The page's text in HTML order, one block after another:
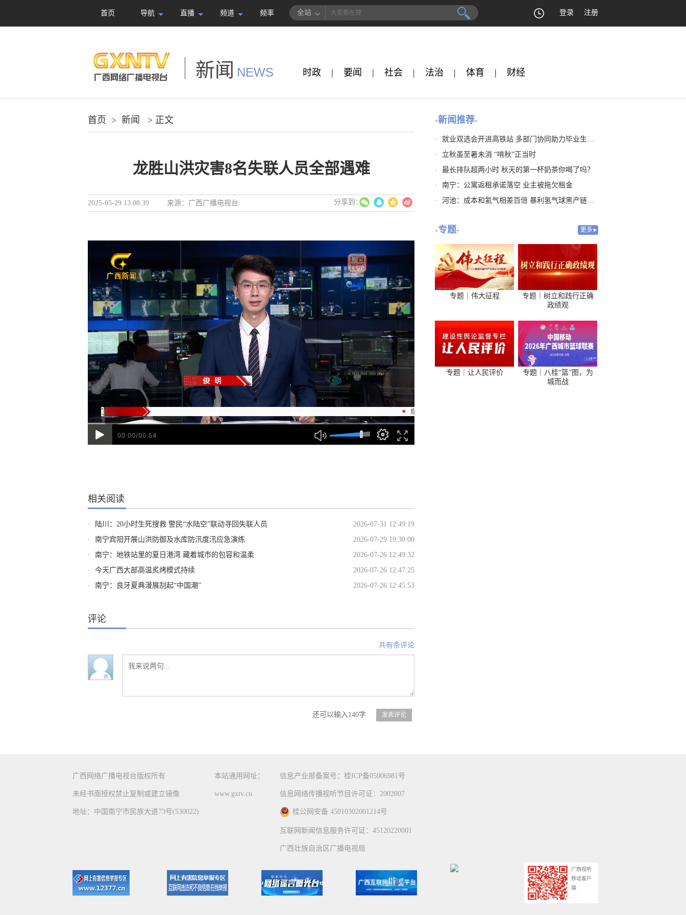
首页 导航 直播 频道 频率 全站 登录 注册
新闻 NEWS 时政 | 要闻 | 社会 | 法治 | 体育 | 财经
首页 > 新闻 > 正文
龙胜山洪灾害8名失联人员全部遇难
2025-05-29 13:08:39 来源： 广西广播电视台
00:00/00:54
相关阅读
· 陆川：20小时生死搜救 警民“水陆空”联动寻回失联人员
2026-07-31 12:49:19
·
南宁宾阳开展山洪防御及水库防汛度汛应急演练
2026-07-29 19:30:00
·
南宁：地铁站里的夏日港湾 藏着城市的包容和温柔
2026-07-26 12:49:32
·
今天广西大部高温炙烤模式持续
2026-07-26 12:47:25
·
南宁：良牙夏典漫展刮起“中国潮” 2026-07-26 12:45:53
评论
共有条评论
还可以输入140字
-新闻推荐-
·
就业双选会开进高铁站 多部门协同助力毕业生就业
·
立秋虽至暑未消 “啃秋”正当时
·
最长排队超两小时 秋天的第一杯奶茶你喝了吗？
·
南宁：公寓返租承诺落空 业主被拖欠租金
·
河池：成本和氦气相差百倍 暴利氢气球黑产链隐藏20年
-专题- 更多
专题｜伟大征程
专题｜树立和践行正确
政绩观
专题｜让人民评价
专题｜八桂“篮”图，为
城而战
广西网络广播电视台版权所有
未经书面授权禁止复制或建立镜像
地址：中国南宁市民族大道73号(530022)
本站通用网址：
www.gxtv.cn
信息产业部备案号：桂ICP备05006981号
信息网络传播视听节目许可证：2002007
桂公网安备 45010302001214号
互联网新闻信息服务许可证：45120220001
广西壮族自治区广播电视局
广西视听
移动客户
端